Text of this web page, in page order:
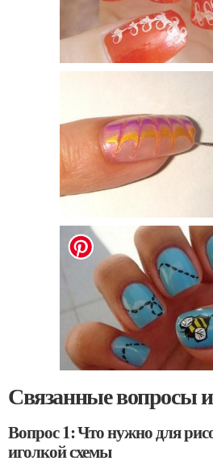
Связанные вопросы
Вопрос 1: Что нужно для
иголкой схемы